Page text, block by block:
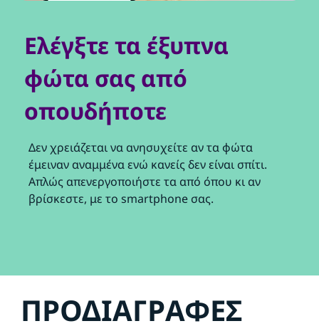
Ελέγξτε τα έξυπνα
φώτα σας από
οπουδήποτε
Δεν χρειάζεται να ανησυχείτε αν τα φώτα
έμειναν αναμμένα ενώ κανείς δεν είναι σπίτι.
Απλώς απενεργοποιήστε τα από όπου κι αν
βρίσκεστε, με το smartphone σας.
ΠΡΟΔΙΑΓΡΑΦΈΣ